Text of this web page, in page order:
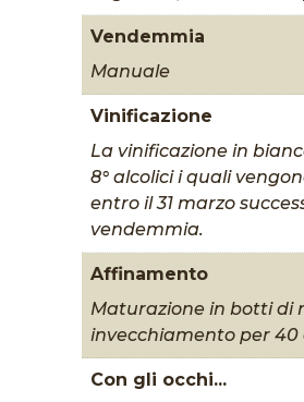
Vendemmia
Manuale
Vinificazione
La vinificazione in
8° alcolici i quali
entro il 31 marzo
vendemmia.
Affinamento
Maturazione in botti di
invecchiamento per 40
Con gli occhi...